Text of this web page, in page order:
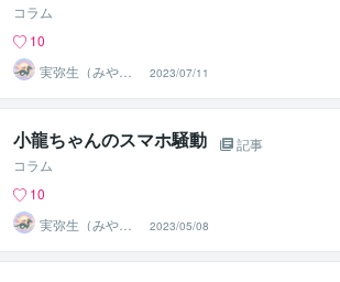
コラム
10
実弥生（みや
の）
2023/07/11
小龍ちゃんのスマホ騒動
記事
コラム
10
実弥生（みや
の）
2023/05/08